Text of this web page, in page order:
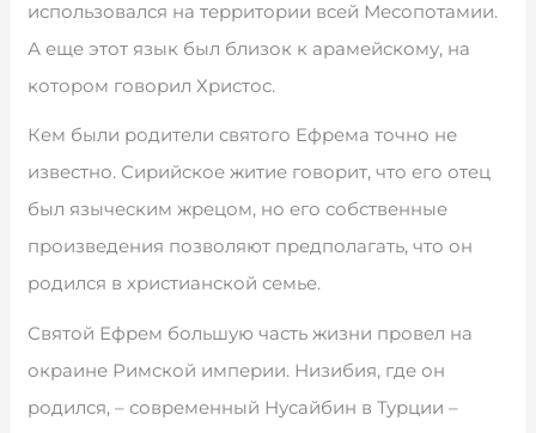
использовался на территории всей Месопотамии.
А еще этот язык был близок к арамейскому, на
котором говорил Христос.
Кем были родители святого Ефрема точно не
известно. Сирийское житие говорит, что его отец
был языческим жрецом, но его собственные
произведения позволяют предполагать, что он
родился в христианской семье.
Святой Ефрем большую часть жизни провел на
окраине Римской империи. Низибия, где он
родился, – современный Нусайбин в Турции –